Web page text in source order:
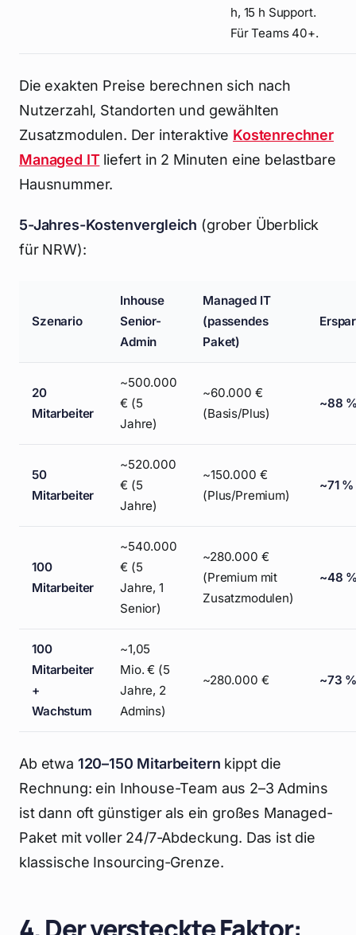
h, 15 h Support.
Für Teams 40+.
Die exakten Preise berechnen sich nach
Nutzerzahl, Standorten und gewählten
Zusatzmodulen. Der interaktive Kostenrechner
Managed ITliefert in 2 Minuten eine belastbare
Hausnummer.
5-Jahres-Kostenvergleich (grober Überblick
für NRW):
Szenario
Inhouse
Senior-
Admin
Managed IT
(passendes
Paket)
20
Mitarbeiter
~500.000
€ (5
Jahre)
~60.000 €
(Basis/Plus)
~88
50
Mitarbeiter
~520.000
€ (5
Jahre)
~150.000 €
(Plus/Premium)
~71 %
100
Mitarbeiter
~540.000
€ (5
Jahre, 1
Senior)
~280.000 €
(Premium mit
Zusatzmodulen)
~48
100
Mitarbeiter
+
Wachstum
~1,05
Mio. € (5
Jahre, 2
Admins)
~280.000 € ~73
Ab etwa 120–150 Mitarbeitern kippt die
Rechnung: ein Inhouse-Team aus 2–3 Admins
ist dann oft günstiger als ein großes Managed-
Paket mit voller 24/7-Abdeckung. Das ist die
klassische Insourcing-Grenze.